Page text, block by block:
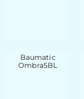
Baumatic
Ombra5BL